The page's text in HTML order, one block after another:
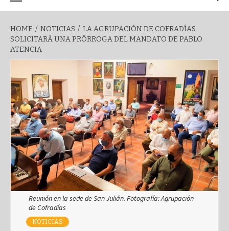
SANTA DE
MÁLAGA
HOME NOTICIAS
LA AGRUPACIÓN DE COFRADÍAS
SOLICITARÁ UNA PRÓRROGA DEL MANDATO DE PABLO
ATENCIA
Reunión en la sede de San Julián. Fotografía: Agrupación
de Cofradías
NOTICIAS